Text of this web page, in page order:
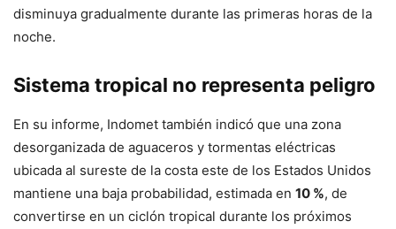
disminuya gradualmente durante las primeras horas de la
noche.
Sistema tropical no representa peligro
En su informe, Indomet también indicó que una zona
desorganizada de aguaceros y tormentas eléctricas
ubicada al sureste de la costa este de los Estados Unidos
mantiene una baja probabilidad, estimada en 10 %, de
convertirse en un ciclón tropical durante los próximos